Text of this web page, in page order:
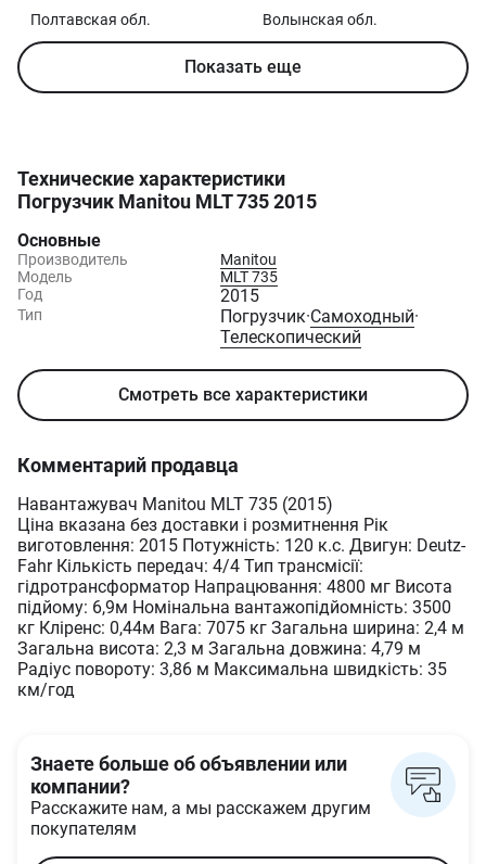
Полтавская обл. Волынская обл.
Показать еще
Технические характеристики
Погрузчик Manitou MLT 735 2015
Основные
Производитель
Manitou
Модель
MLT 735
Год
2015
Тип Погрузчик·Самоходный·
Телескопический
Смотреть все характеристики
Комментарий продавца
Навантажувач Manitou MLT 735 (2015)
Ціна вказана без доставки і розмитнення Рік
виготовлення: 2015 Потужність: 120 к.с. Двигун: Deutz-
Fahr Кількість передач: 4/4 Тип трансмісії:
гідротрансформатор Напрацювання: 4800 мг Висота
підйому: 6,9м Номінальна вантажопідйомність: 3500
кг Кліренс: 0,44м Вага: 7075 кг Загальна ширина: 2,4 м
Загальна висота: 2,3 м Загальна довжина: 4,79 м
Радіус повороту: 3,86 м Максимальна швидкість: 35
км/год
Знаете больше об объявлении или
компании?
Расскажите нам, а мы расскажем другим
покупателям